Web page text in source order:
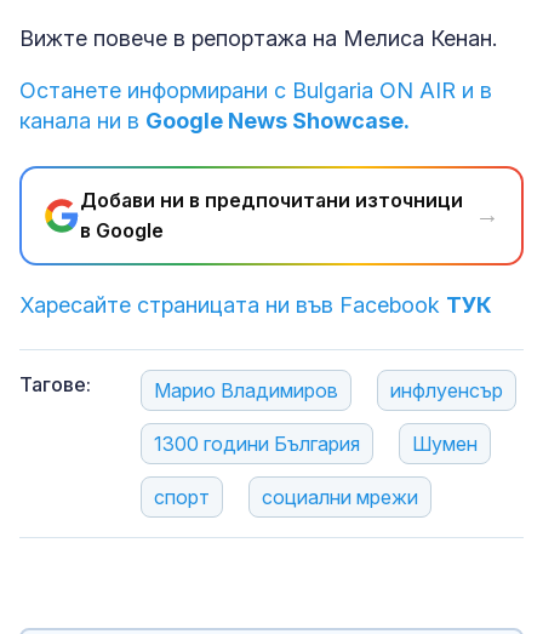
Вижте повече в репортажа на Мелиса Кенан.
Останете информирани с Bulgaria ON AIR и в
канала ни в Google News Showcase.
Добави ни в предпочитани източници
в Google
→
Харесайте страницата ни във Facebook ТУК
Тагове: Марио Владимиров инфлуенсър
1300 години България Шумен
спорт социални мрежи